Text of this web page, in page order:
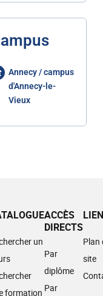
Annecy / campus
d'Annecy-le-
Vieux
un
formation
ACCÈS
DIRECTS
Par
diplôme
Par
Plan
site